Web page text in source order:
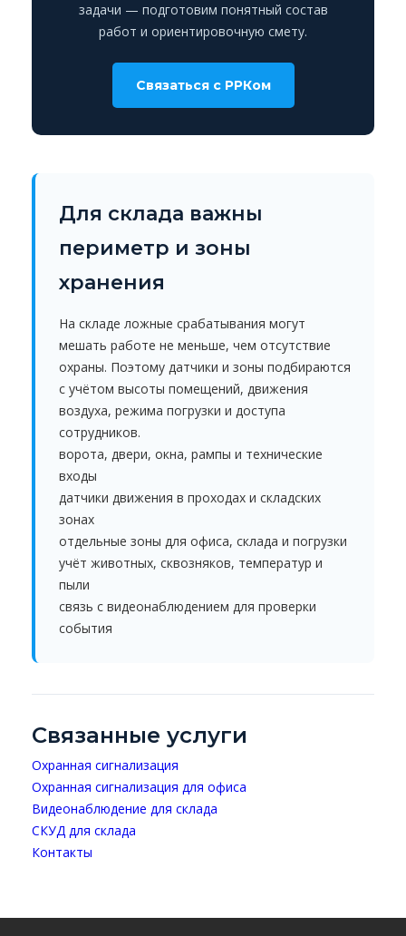
задачи — подготовим понятный состав
работ и ориентировочную смету.
Связаться с РРКом
Для склада важны
периметр и зоны
хранения
На складе ложные срабатывания могут
мешать работе не меньше, чем отсутствие
охраны. Поэтому датчики и зоны подбираются
с учётом высоты помещений, движения
воздуха, режима погрузки и доступа
сотрудников.
ворота, двери, окна, рампы и технические
входы
датчики движения в проходах и складских
зонах
отдельные зоны для офиса, склада и погрузки
учёт животных, сквозняков, температур и
пыли
связь с видеонаблюдением для проверки
события
Связанные услуги
Охранная сигнализация
Охранная сигнализация для офиса
Видеонаблюдение для склада
СКУД для склада
Контакты